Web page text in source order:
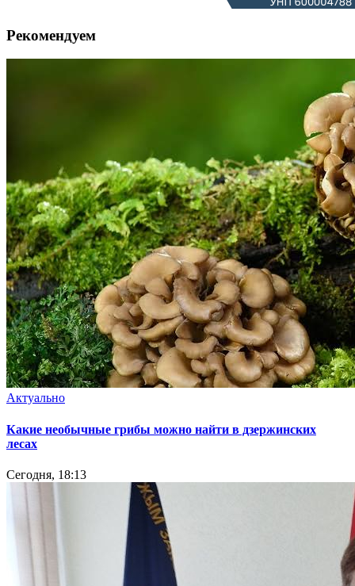
Рекомендуем
Актуально
Какие необычные грибы можно найти в дзержинских
лесах
Сегодня, 18:13